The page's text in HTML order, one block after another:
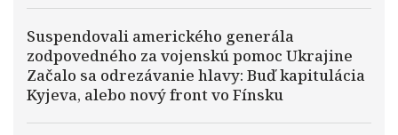
Suspendovali amerického generála
zodpovedného za vojenskú pomoc Ukrajine
Začalo sa odrezávanie hlavy: Buď kapitulácia
Kyjeva, alebo nový front vo Fínsku